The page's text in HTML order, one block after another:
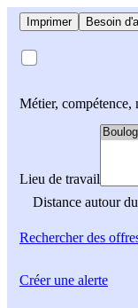
Imprimer Besoin
Métier,
Lieu de travail
Distance autour
Rechercherdes
Créer une alerte